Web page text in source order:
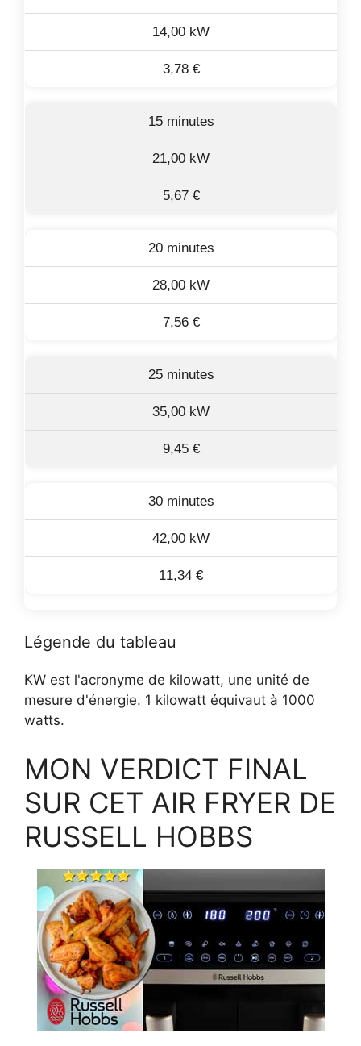
14,00 kW
3,78 €
15 minutes
21,00 kW
5,67 €
20 minutes
28,00 kW
7,56 €
25 minutes
35,00 kW
9,45 €
30 minutes
42,00 kW
11,34 €
Légende du tableau
KW est l'acronyme de kilowatt, une unité de
mesure d'énergie. 1 kilowatt équivaut à 1000
watts.
MON VERDICT FINAL
SUR CET AIR FRYER DE
RUSSELL HOBBS